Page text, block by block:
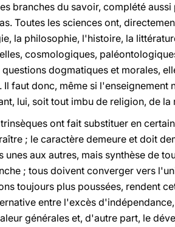
branches du savoir, complété
Toutes les sciences ont,
la philosophie, l'histoire, la
cosmologiques,
dogmatiques et morales,
faut donc, même si l'enseignement
lui, soit tout imbu de religion, de
ont fait substituer en
; le caractère demeure et doit
aux autres, mais synthèse de
; tous doivent converger vers
toujours plus poussées, rendent
entre l'excès
générales et, d'autre part, le